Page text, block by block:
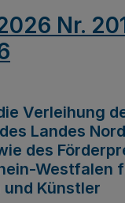
Nr.
Verleihung
Landes
des
Westfalen
Künstler